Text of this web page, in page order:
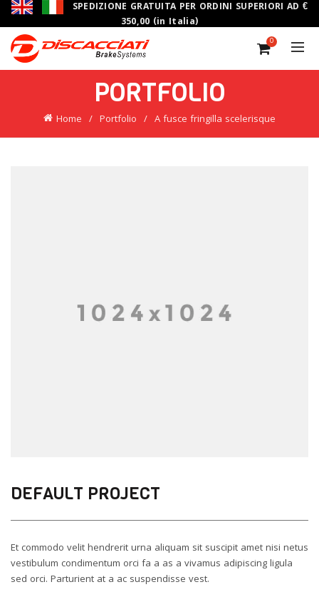
SPEDIZIONE GRATUITA PER ORDINI SUPERIORI AD €
350,00 (in Italia)
0
PORTFOLIO
Home Portfolio A fusce fringilla scelerisque
DEFAULT PROJECT
Et commodo velit hendrerit urna aliquam sit suscipit amet nisi netus
vestibulum condimentum orci fa a as a vivamus adipiscing ligula
sed orci. Parturient at a ac suspendisse vest.